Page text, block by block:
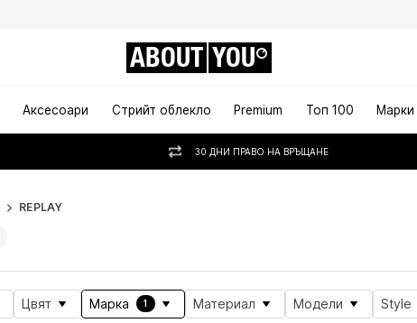
ABOUT YOU
Аксесоари Стрийт облекло Premium Топ 100 Марки
30 ДНИ ПРАВО НА ВРЪЩАНЕ
REPLAY
Цвят Марка 1 Материал Модели Style